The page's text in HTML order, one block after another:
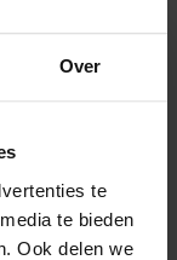
Over
te
te bieden
Ook delen we